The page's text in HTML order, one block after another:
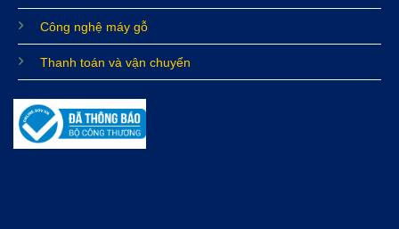
Công nghệ máy gỗ
Thanh toán và vận chuyển